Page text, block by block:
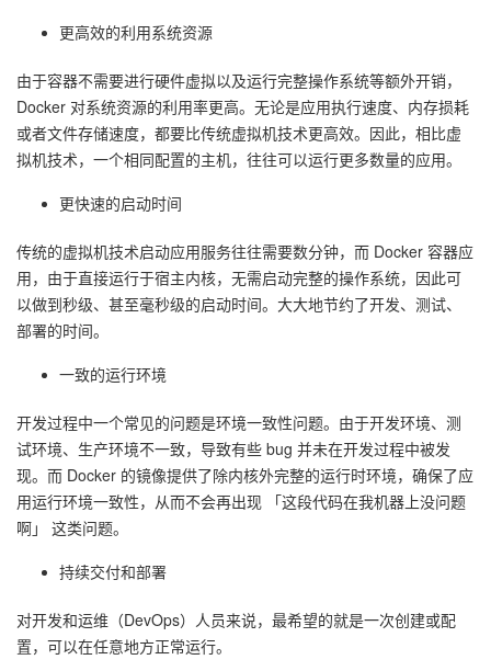
更高效的利用系统资源
由于容器不需要进行硬件虚拟以及运行完整操作系统等额外开销，
Docker 对系统资源的利用率更高。无论是应用执行速度、内存损耗
或者文件存储速度，都要比传统虚拟机技术更高效。因此，相比虚
拟机技术，一个相同配置的主机，往往可以运行更多数量的应用。
更快速的启动时间
传统的虚拟机技术启动应用服务往往需要数分钟，而 Docker 容器应
用，由于直接运行于宿主内核，无需启动完整的操作系统，因此可
以做到秒级、甚至毫秒级的启动时间。大大地节约了开发、测试、
部署的时间。
一致的运行环境
开发过程中一个常见的问题是环境一致性问题。由于开发环境、测
试环境、生产环境不一致，导致有些 bug 并未在开发过程中被发
现。而 Docker 的镜像提供了除内核外完整的运行时环境，确保了应
用运行环境一致性，从而不会再出现 「这段代码在我机器上没问题
啊」 这类问题。
持续交付和部署
对开发和运维（DevOps）人员来说，最希望的就是一次创建或配
置，可以在任意地方正常运行。